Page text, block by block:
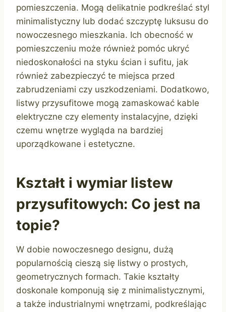
pomieszczenia. Mogą delikatnie podkreślać styl
minimalistyczny lub dodać szczyptę luksusu do
nowoczesnego mieszkania. Ich obecność w
pomieszczeniu może również pomóc ukryć
niedoskonałości na styku ścian i sufitu, jak
również zabezpieczyć te miejsca przed
zabrudzeniami czy uszkodzeniami. Dodatkowo,
listwy przysufitowe mogą zamaskować kable
elektryczne czy elementy instalacyjne, dzięki
czemu wnętrze wygląda na bardziej
uporządkowane i estetyczne.
Kształt i wymiar listew
przysufitowych: Co jest na
topie?
W dobie nowoczesnego designu, dużą
popularnością cieszą się listwy o prostych,
geometrycznych formach. Takie kształty
doskonale komponują się z minimalistycznymi,
a także industrialnymi wnętrzami, podkreślając